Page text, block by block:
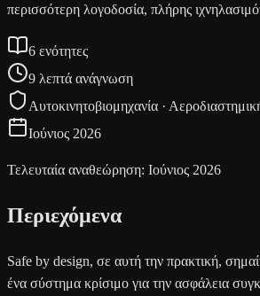
περισσότερη λογοδοσία, πλήρης
6 ενότητες
9 λεπτά ανάγνωση
Αυτοκινητοβιομηχανία ·
Ιούνιος 2026
Τελευταία αναθεώρηση: Ιούνιος 2026
Περιεχόμενα
Safe by design, σε αυτή την πρακτική,
ένα σύστημα κρίσιμο για την ασφάλεια